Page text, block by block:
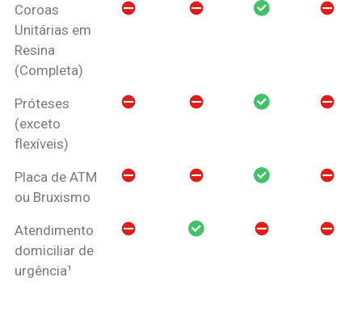
Coroas
Unitárias em
Resina
(Completa)
Próteses
(exceto
flexíveis)
Placa de ATM
ou Bruxismo
Atendimento
domiciliar de
urgência¹